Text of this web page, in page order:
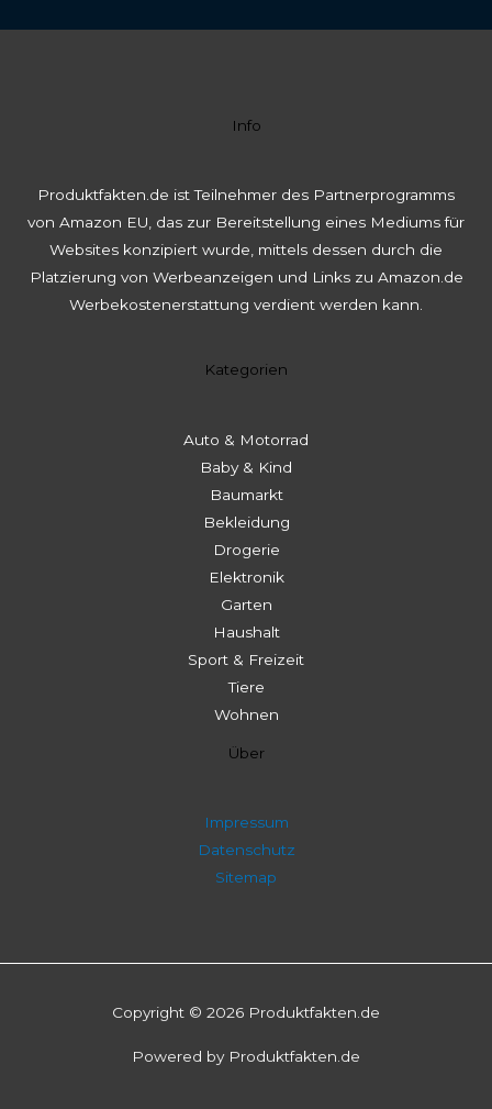
Info
Produktfakten.de ist Teilnehmer des Partnerprogramms
von Amazon EU, das zur Bereitstellung eines Mediums für
Websites konzipiert wurde, mittels dessen durch die
Platzierung von Werbeanzeigen und Links zu Amazon.de
Werbekostenerstattung verdient werden kann.
Kategorien
Auto & Motorrad
Baby & Kind
Baumarkt
Bekleidung
Drogerie
Elektronik
Garten
Haushalt
Sport & Freizeit
Tiere
Wohnen
Über
Impressum
Datenschutz
Sitemap
Copyright © 2026 Produktfakten.de
Powered by Produktfakten.de